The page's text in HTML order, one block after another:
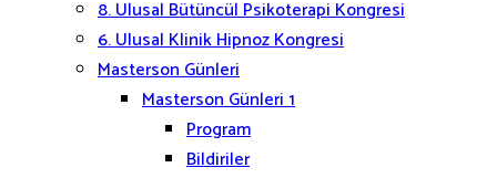
8. Ulusal Bütüncül Psikoterapi Kongresi
6. Ulusal Klinik Hipnoz Kongresi
Masterson Günleri
Masterson Günleri 1
Program
Bildiriler